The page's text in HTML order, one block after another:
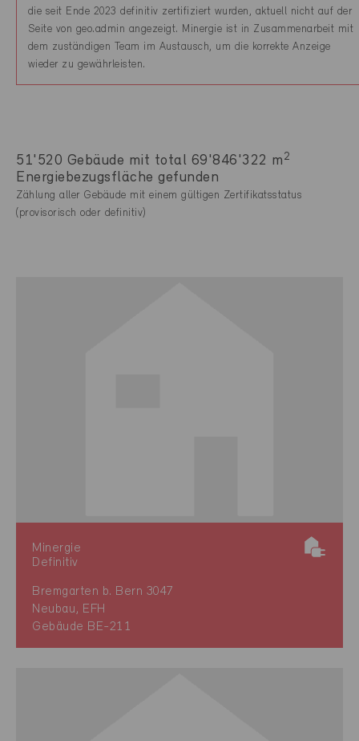
die seit Ende 2023 definitiv zertifiziert wurden, aktuell nicht auf der
Seite von geo.admin angezeigt. Minergie ist in Zusammenarbeit mit
dem zuständigen Team im Austausch, um die korrekte Anzeige
wieder zu gewährleisten.
51'520 Gebäude mit total 69'846'322 m 2
Energiebezugsfläche gefunden
Zählung aller Gebäude mit einem gültigen Zertifikatsstatus
(provisorisch oder definitiv)
Minergie
Definitiv
Bremgarten b. Bern 3047
Neubau, EFH
Gebäude BE-211